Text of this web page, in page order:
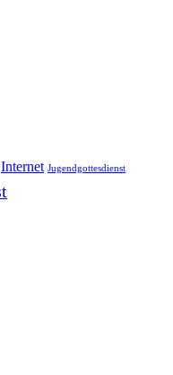
Internet Jugendgottesdienst